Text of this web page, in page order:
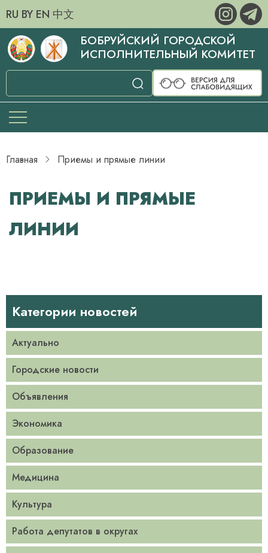
RU BY EN 中文
БОБРУЙСКИЙ ГОРОДСКОЙ
ИСПОЛНИТЕЛЬНЫЙ КОМИТЕТ
Главная Приемы и прямые линии
ПРИЕМЫ И ПРЯМЫЕ
ЛИНИИ
Категории новостей
Актуально
Городские новости
Объявления
Экономика
Образование
Медицина
Культура
Работа депутатов в округах